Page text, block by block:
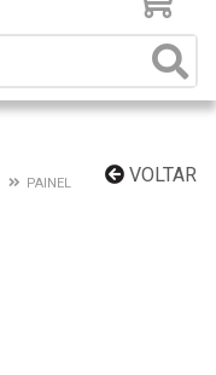
VOLTAR
PAINEL